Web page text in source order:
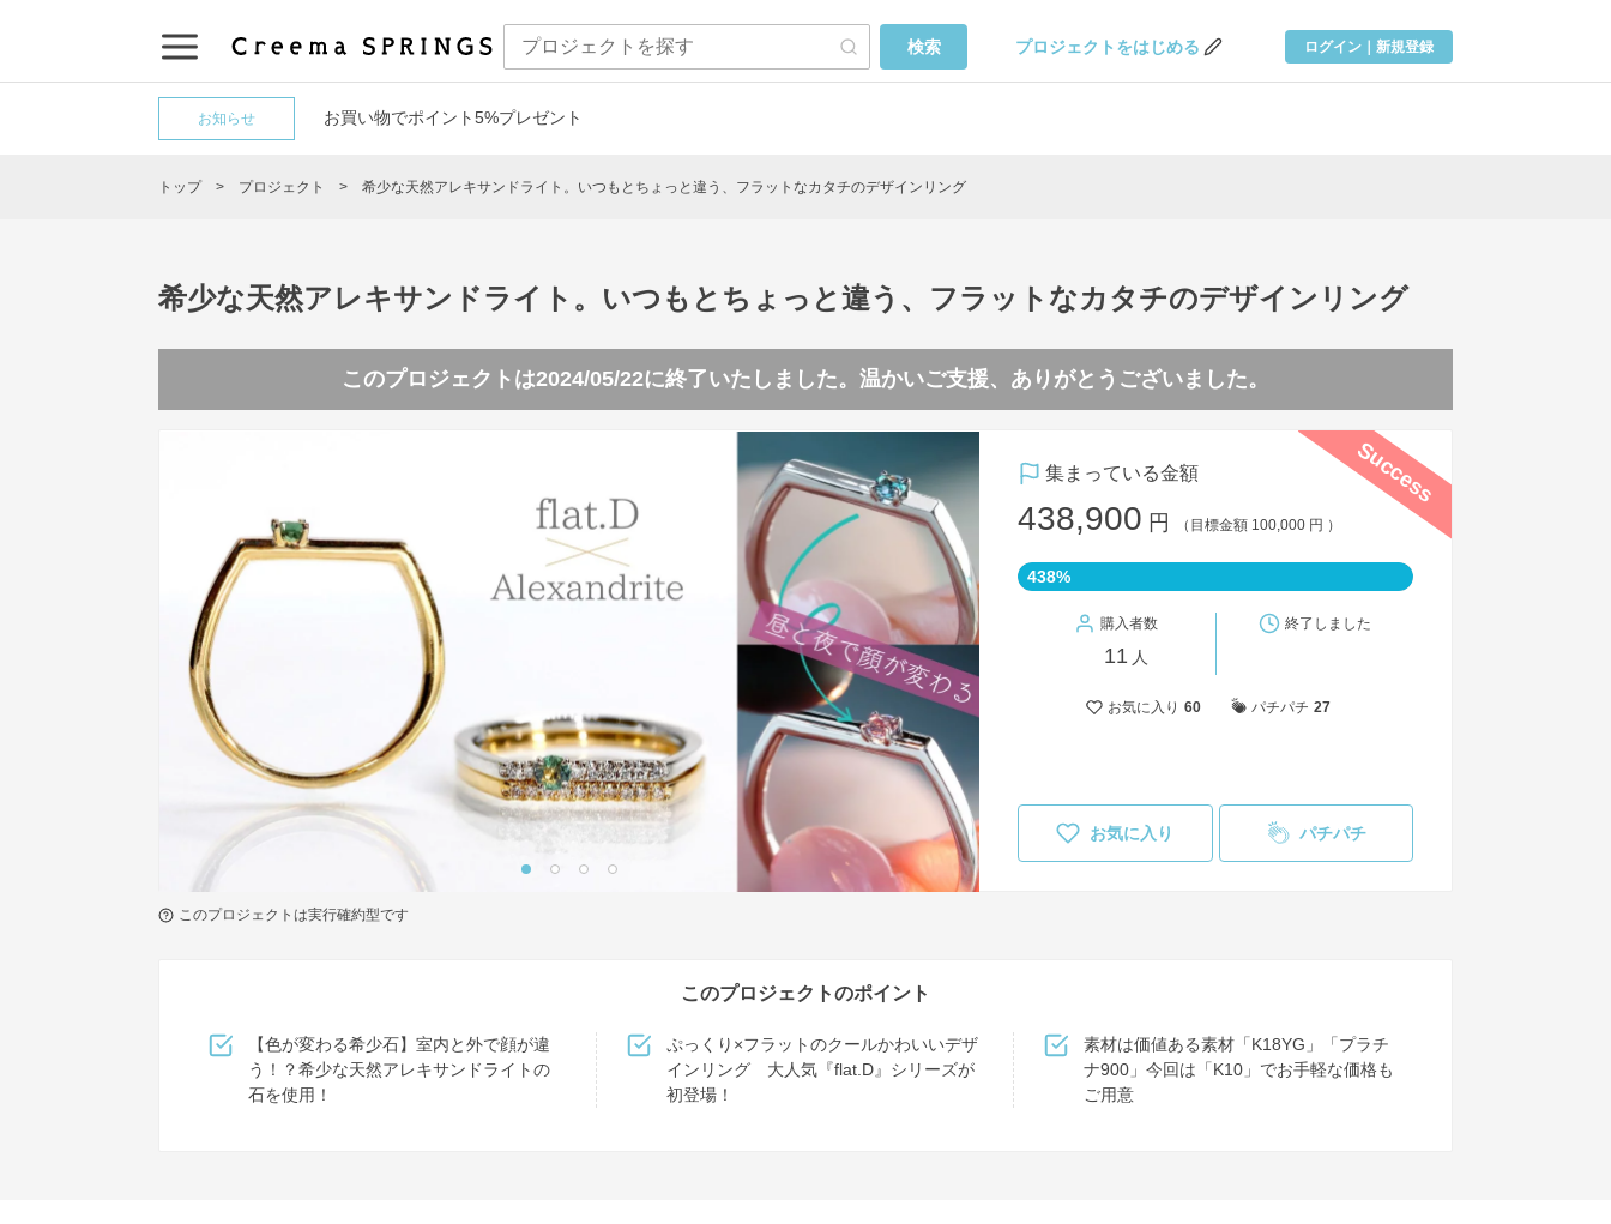
検索 プロジェクトをはじめる ログイン｜新規登録
お知らせ お買い物でポイント5%プレゼント
トップ プロジェクト 希少な天然アレキサンドライト。いつもとちょっと違う、フラットなカタチのデザインリング
希少な天然アレキサンドライト。いつもとちょっと違う、フラットなカタチのデザインリング
このプロジェクトは2024/05/22に終了いたしました。温かいご支援、ありがとうございました。
Success
集まっている金額
438,900 円 （目標金額 100,000 円 ）
438%
購入者数
11 人
終了しました
お気に入り 60 パチパチ 27
お気に入り パチパチ
このプロジェクトは実行確約型です
このプロジェクトのポイント
【色が変わる希少石】室内と外で顔が違
う！？希少な天然アレキサンドライトの
石を使用！
ぷっくり×フラットのクールかわいいデザ
インリング 大人気『flat.D』シリーズが
初登場！
素材は価値ある素材「K18YG」「プラチ
ナ900」今回は「K10」でお手軽な価格も
ご用意